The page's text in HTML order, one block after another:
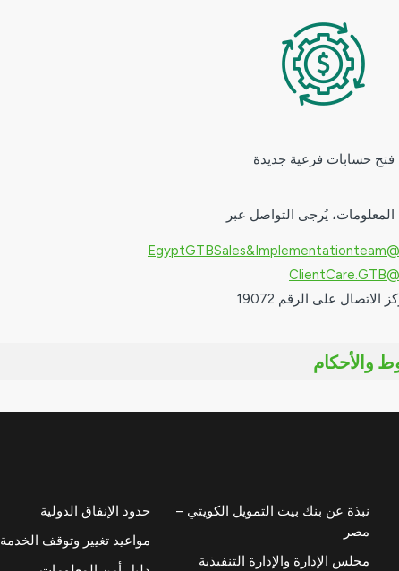
فتح حسابات فرعية جديدة
يُرجى التواصل عبر
الاتصال على الرقم 19072
والأحكام
نبذة عن بنك بيت التمويل الكويتي –
مصر
مجلس الإدارة والإدارة التنفيذية
حدود الإنفاق الدولية
مواعيد تغيير وتوقف الخدمة